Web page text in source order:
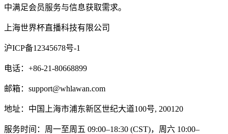
中满足会员服务与信息获取需求。
上海世界杯直播科技有限公司
沪ICP备12345678号-1
电话：+86-21-80668899
邮箱：support@whlawan.com
地址：中国上海市浦东新区世纪大道100号, 200120
服务时间：周一至周五 09:00–18:30 (CST)，周六 10:00–